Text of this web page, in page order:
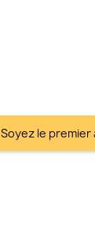
Soyez le premier